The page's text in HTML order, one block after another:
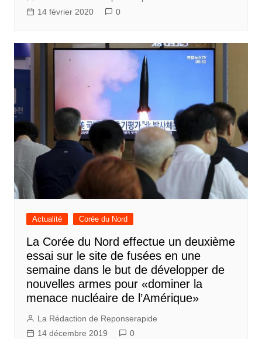
14 février 2020
0
Actualité Corée du Nord
La Corée du Nord effectue un deuxième
essai sur le site de fusées en une
semaine dans le but de développer de
nouvelles armes pour «dominer la
menace nucléaire de l’Amérique»
La Rédaction de Reponserapide
14 décembre 2019
0